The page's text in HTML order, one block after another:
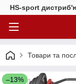
HS-sport
Товари та
–13%